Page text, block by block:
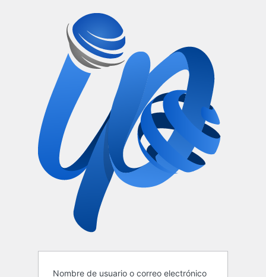
Nombre de usuario o correo electrónico